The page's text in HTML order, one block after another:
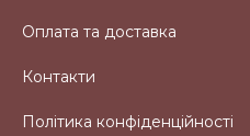
Оплата та доставка
Контакти
Політика конфіденційності